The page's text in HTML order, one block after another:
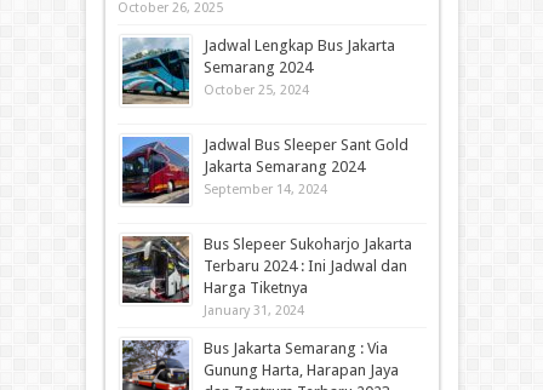
October 26, 2025
Jadwal Lengkap Bus Jakarta
Semarang 2024
October 25, 2024
Jadwal Bus Sleeper Sant Gold
Jakarta Semarang 2024
September 14, 2024
Bus Slepeer Sukoharjo Jakarta
Terbaru 2024 : Ini Jadwal dan
Harga Tiketnya
January 31, 2024
Bus Jakarta Semarang : Via
Gunung Harta, Harapan Jaya